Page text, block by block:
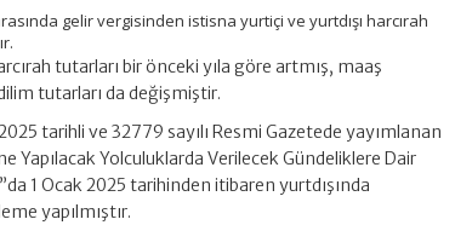
gelir vergisinden istisna yurtiçi ve yurtdışı harcırah
tutarları bir önceki yıla göre artmış, maaş
tutarları da değişmiştir.
tarihli ve 32779 sayılı Resmi Gazetede yayımlanan
Yapılacak Yolculuklarda Verilecek Gündeliklere Dair
1 Ocak 2025 tarihinden itibaren yurtdışında
yapılmıştır.